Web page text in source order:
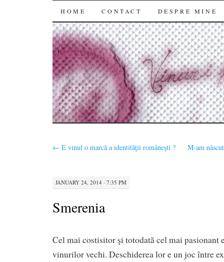
SKIP
TO
CONTENT
HOME CONTACT DESPRE MINE
← E vinul o marcă a identităţii româneşti ? M-am
JANUARY 24, 2014 · 7:35 PM
Smerenia
Cel mai costisitor şi totodată cel mai pasionant
vinurilor vechi. Deschiderea lor e un joc între